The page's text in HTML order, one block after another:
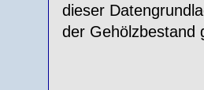
dieser
der Gehölzbestand